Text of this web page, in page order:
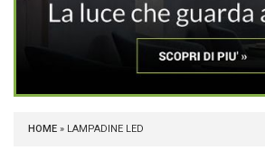
HOME » LAMPADINE LED